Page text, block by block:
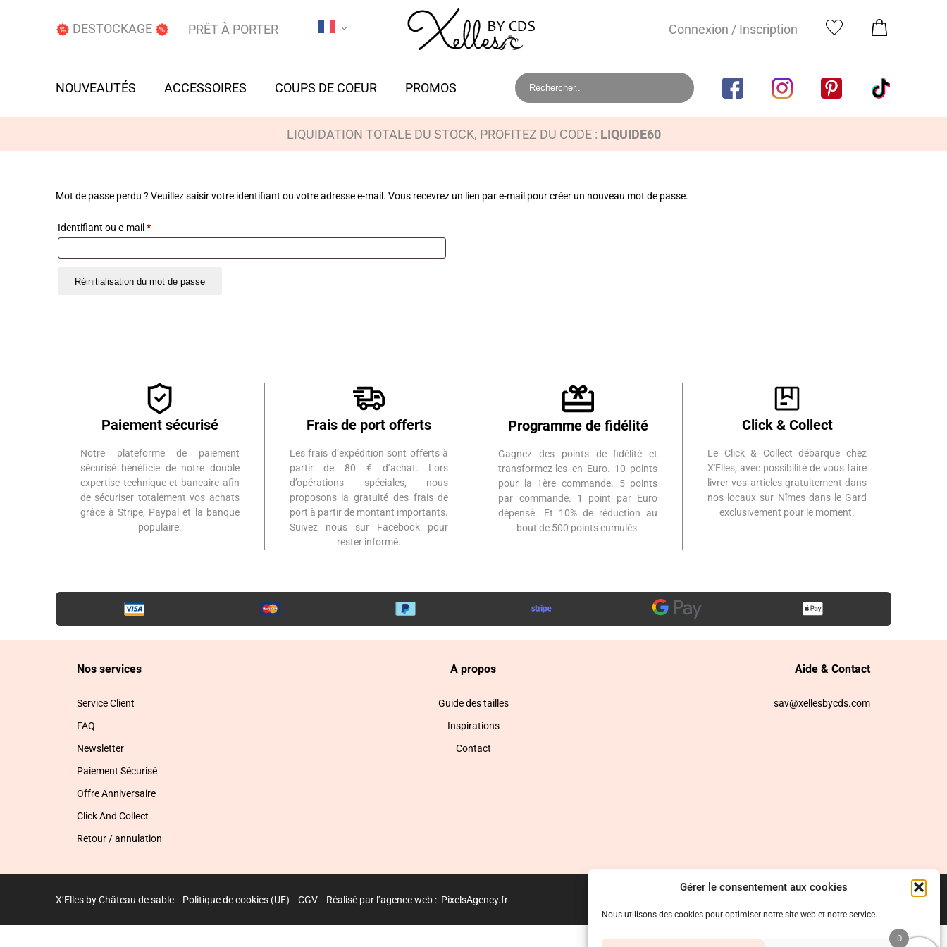
Gérer le consentement aux cookies
Nous utilisons des cookies pour optimiser notre site web et notre service.
DESTOCKAGE PRÊT À PORTER Connexion / Inscription
NOUVEAUTÉS ACCESSOIRES COUPS DE COEUR PROMOS
LIQUIDATION TOTALE DU STOCK, PROFITEZ DU CODE : LIQUIDE60
Mot de passe perdu ? Veuillez saisir votre identifiant ou votre adresse e-mail. Vous recevrez un lien par e-mail pour créer un nouveau mot de passe.
Identifiant ou e-mail *Obligatoire
Réinitialisation du mot de passe
Paiement sécurisé
Notre plateforme de paiement
sécurisé bénéficie de notre double
expertise technique et bancaire afin
de sécuriser totalement vos achats
grâce à Stripe, Paypal et la banque
populaire.
Frais de port offerts
Les frais d’expédition sont offerts à
partir de 80 € d’achat. Lors
d’opérations spéciales, nous
proposons la gratuité des frais de
port à partir de montant importants.
Suivez nous sur Facebook pour
rester informé.
Programme de fidélité
Gagnez des points de fidélité et
transformez-les en Euro. 10 points
pour la 1ère commande. 5 points
par commande. 1 point par Euro
dépensé. Et 10% de réduction au
bout de 500 points cumulés.
Click & Collect
Le Click & Collect débarque chez
X'Elles, avec possibilité de vous faire
livrer vos articles gratuitement dans
nos locaux sur Nîmes dans le Gard
exclusivement pour le moment.
Nos services
Service Client
FAQ
Newsletter
Paiement Sécurisé
Offre Anniversaire
Click And Collect
Retour / annulation
A propos
Guide des tailles
Inspirations
Contact
Aide & Contact
sav@xellesbycds.com
X’Elles by Château de sable Politique de cookies (UE) CGV Réalisé par l’agence web : PixelsAgency.fr
0